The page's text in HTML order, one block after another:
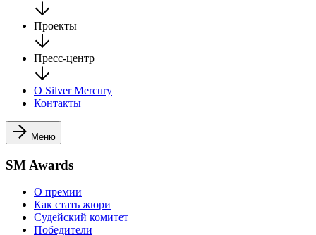
Проекты
Пресс-центр
О Silver Mercury
Контакты
Меню
SM Awards
О премии
Как стать жюри
Судейский комитет
Победители